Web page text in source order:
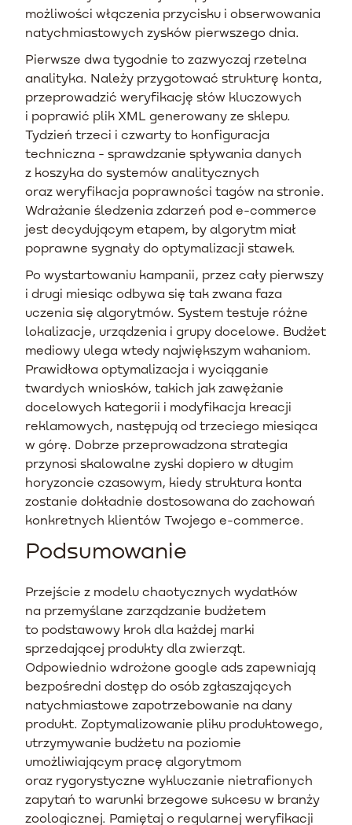
możliwości włączenia przycisku i obserwowania
natychmiastowych zysków pierwszego dnia.
Pierwsze dwa tygodnie to zazwyczaj rzetelna
analityka. Należy przygotować strukturę konta,
przeprowadzić weryfikację słów kluczowych
i poprawić plik XML generowany ze sklepu.
Tydzień trzeci i czwarty to konfiguracja
techniczna - sprawdzanie spływania danych
z koszyka do systemów analitycznych
oraz weryfikacja poprawności tagów na stronie.
Wdrażanie śledzenia zdarzeń pod e-commerce
jest decydującym etapem, by algorytm miał
poprawne sygnały do optymalizacji stawek.
Po wystartowaniu kampanii, przez cały pierwszy
i drugi miesiąc odbywa się tak zwana faza
uczenia się algorytmów. System testuje różne
lokalizacje, urządzenia i grupy docelowe. Budżet
mediowy ulega wtedy największym wahaniom.
Prawidłowa optymalizacja i wyciąganie
twardych wniosków, takich jak zawężanie
docelowych kategorii i modyfikacja kreacji
reklamowych, następują od trzeciego miesiąca
w górę. Dobrze przeprowadzona strategia
przynosi skalowalne zyski dopiero w długim
horyzoncie czasowym, kiedy struktura konta
zostanie dokładnie dostosowana do zachowań
konkretnych klientów Twojego e-commerce.
Podsumowanie
Przejście z modelu chaotycznych wydatków
na przemyślane zarządzanie budżetem
to podstawowy krok dla każdej marki
sprzedającej produkty dla zwierząt.
Odpowiednio wdrożone google ads zapewniają
bezpośredni dostęp do osób zgłaszających
natychmiastowe zapotrzebowanie na dany
produkt. Zoptymalizowanie pliku produktowego,
utrzymywanie budżetu na poziomie
umożliwiającym pracę algorytmom
oraz rygorystyczne wykluczanie nietrafionych
zapytań to warunki brzegowe sukcesu w branży
zoologicznej. Pamiętaj o regularnej weryfikacji